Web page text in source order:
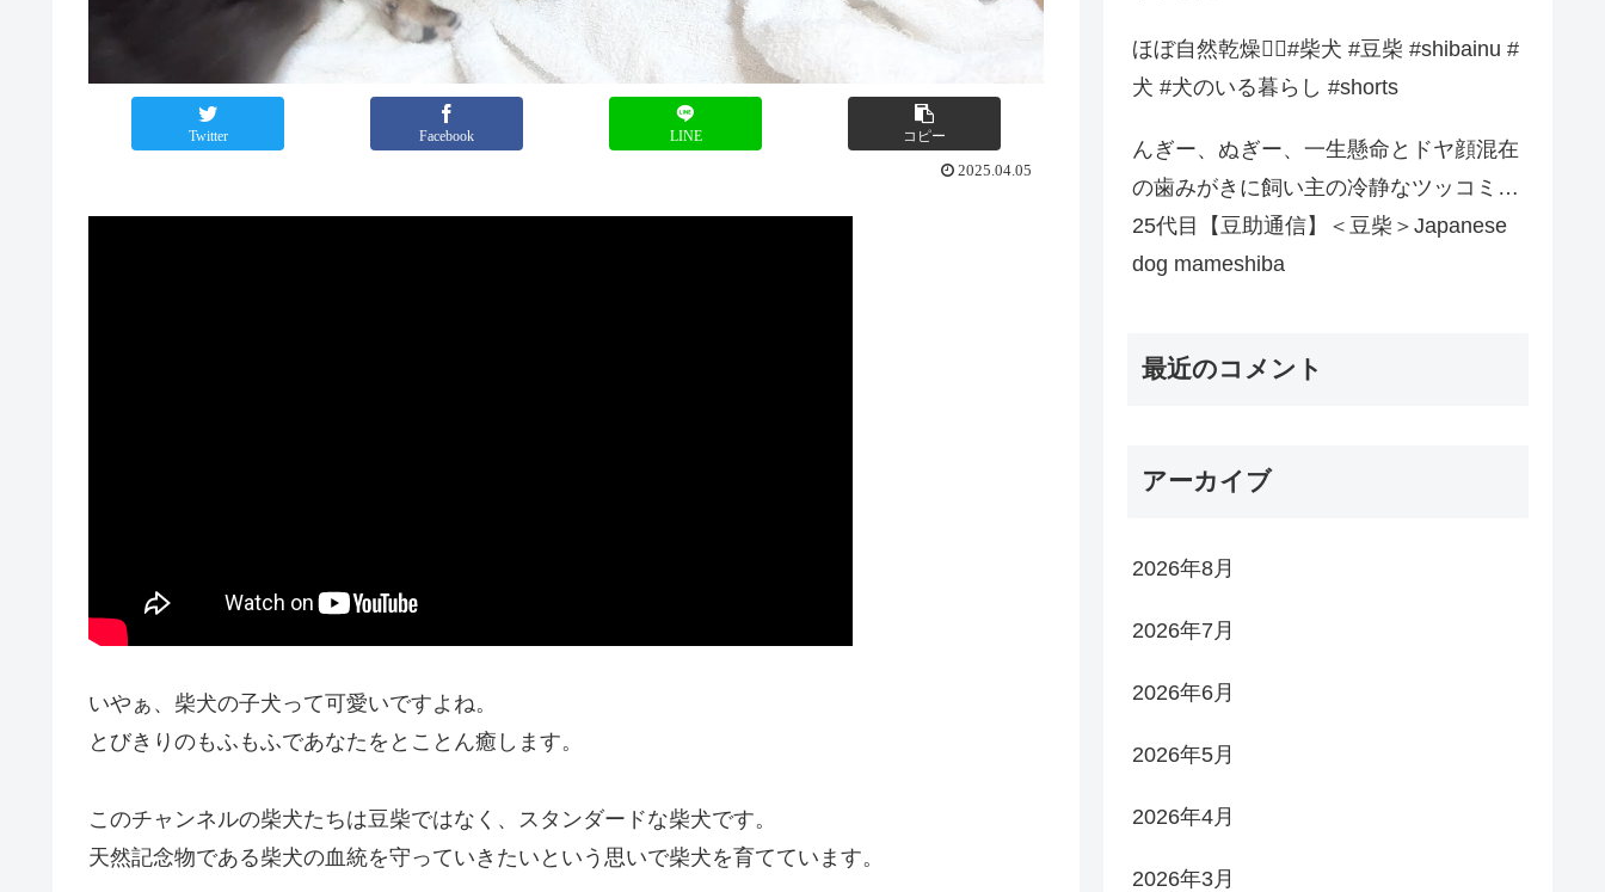
Twitter Facebook LINE コピー
2025.04.05
いやぁ、柴犬の子犬って可愛いですよね。
とびきりのもふもふであなたをとことん癒します。
このチャンネルの柴犬たちは豆柴ではなく、スタンダードな柴犬です。
天然記念物である柴犬の血統を守っていきたいという思いで柴犬を育てています。
ほぼ自然乾燥💁‍♀️#柴犬 #豆柴 #shibainu #
犬 #犬のいる暮らし #shorts
んぎー、ぬぎー、一生懸命とドヤ顔混在
の歯みがきに飼い主の冷静なツッコミ…
25代目【豆助通信】＜豆柴＞Japanese
dog mameshiba
最近のコメント
アーカイブ
2026年8月
2026年7月
2026年6月
2026年5月
2026年4月
2026年3月